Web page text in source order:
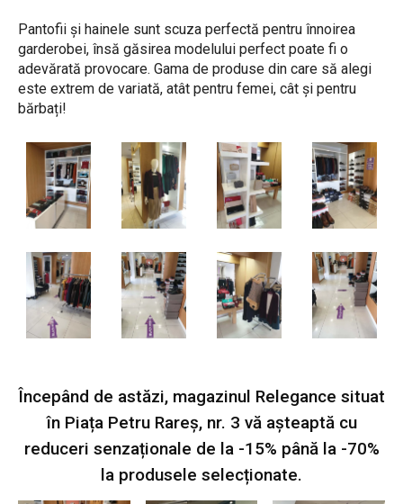
Pantofii și hainele sunt scuza perfectă pentru înnoirea
garderobei, însă găsirea modelului perfect poate fi o
adevărată provocare. Gama de produse din care să alegi
este extrem de variată, atât pentru femei, cât și pentru
bărbați!
Începând de astăzi, magazinul Relegance situat
în Piața Petru Rareș, nr. 3 vă așteaptă cu
reduceri senzaționale de la -15% până la -70%
la produsele selecționate.